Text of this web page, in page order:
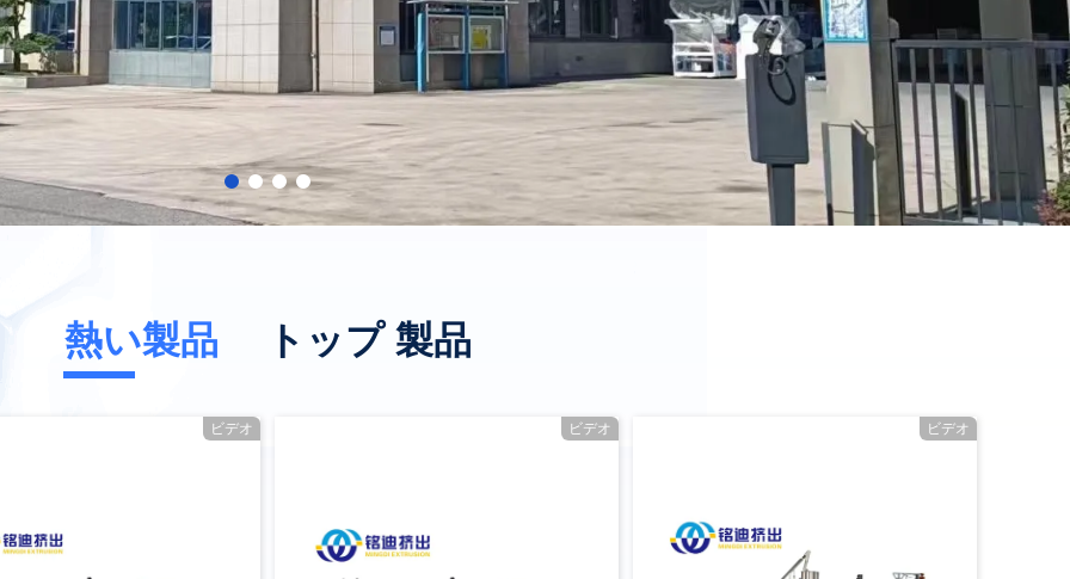
熱い製品 トップ 製品
ビデオ ビデオ ビデオ